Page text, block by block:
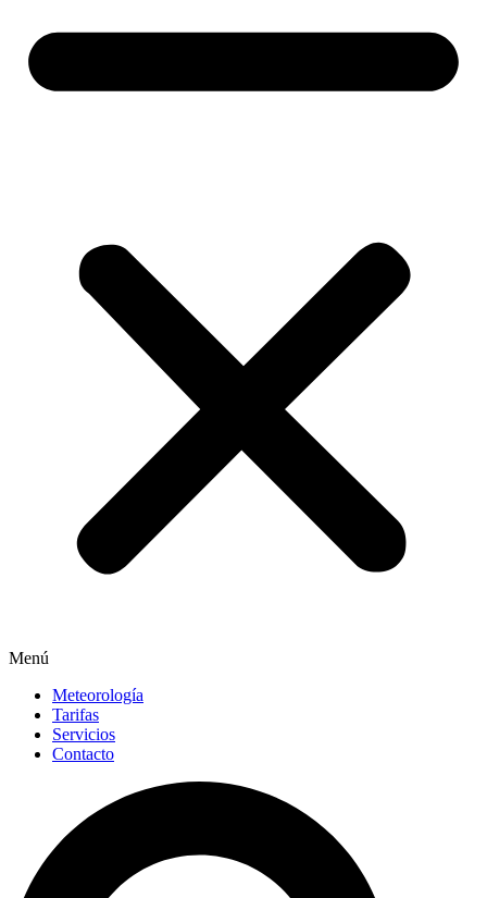
Menú
Meteorología
Tarifas
Servicios
Contacto